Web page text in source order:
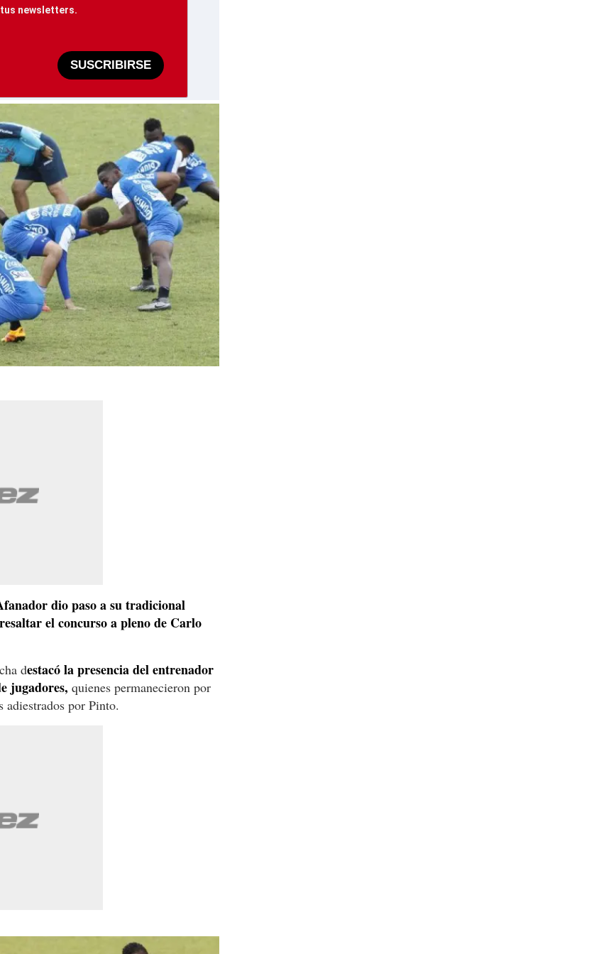
newsletters.
SUSCRIBIRSE
dio paso a su tradicional
el concurso a pleno de Carlo
destacó la presencia del entrenador
jugadores, quienes permanecieron por
adiestrados por Pinto.